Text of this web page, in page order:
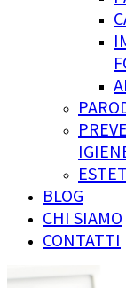
BLOG
CHI SIAMO
CONTATTI